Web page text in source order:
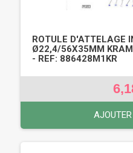
ROTULE D'ATTELAGE
Ø22,4/56X35MM
- REF: 886428M1KR